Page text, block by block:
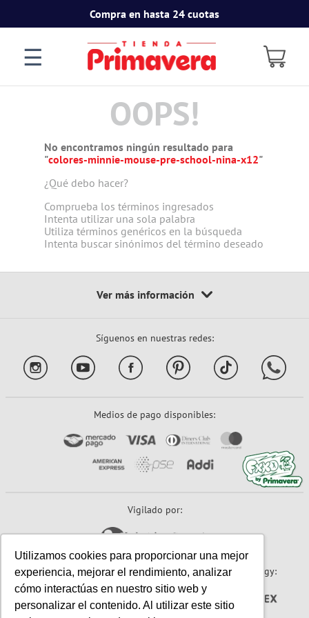
Utilizamos cookies para proporcionar una mejor
experiencia, mejorar el rendimiento, analizar
cómo interactúas en nuestro sitio web y
personalizar el contenido. Al utilizar este sitio
Compra en hasta 24 cuotas
☰
OOPS!
No encontramos ningún resultado para
"colores-minnie-mouse-pre-school-nina-x12"
¿Qué debo hacer?
Comprueba los términos ingresados
Intenta utilizar una sola palabra
Utiliza términos genéricos en la búsqueda
Intenta buscar sinónimos del término deseado
Síguenos en nuestras redes:
Medios de pago disponibles:
Vigilado por:
Sitio seguro: Powered By: Technology: